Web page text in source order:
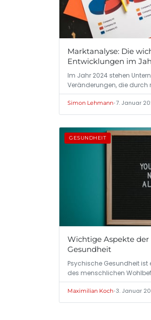
Marktanalyse: Die
Entwicklungen im
Im Jahr 2024 stehen
Veränderungen, die durch
Simon Lehmann•7. Januar
GESUNDHEIT
Wichtige Aspekte der
Gesundheit
Psychische Gesundheit ist
des menschlichen
Maximilian Koch•3. Januar